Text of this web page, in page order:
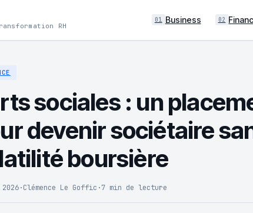
RH
01 Business 02
sociales : un
devenir sociétaire
boursière
·Clémence Le Goffic ·7 min de lecture